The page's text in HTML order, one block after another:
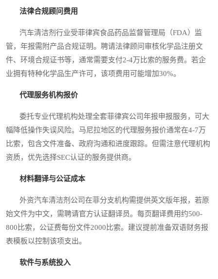
法律合规顾问费用
汽车清洁剂行业受菲律宾食品药品监督管理局（FDA）监
管，年报需附产品合规证明。聘请法律顾问审核化学品注册文
件、环境合规证书等，通常需要支付2-4万比索的服务费。若企
业拥有特种化学品生产许可，该项费用可能增加30%。
代理服务机构报价
委托专业代理机构处理全套菲律宾公司年报申报服务，可大
幅降低操作失误风险。马尼拉地区的代理服务报价通常在4-7万
比索，包含文件准备、政府沟通和进度跟踪。但需注意代理机构
资质，优先选择SEC认证的服务提供商。
材料翻译与公证成本
外资汽车清洁剂公司在菲分支机构需提供英文版年报，若原
始文件为中文，需聘请官方认证翻译员。每页翻译费用约500-
800比索，公证费每份文件2000比索。建议提前准备双语财务报
表模板以控制该项支出。
软件与系统投入